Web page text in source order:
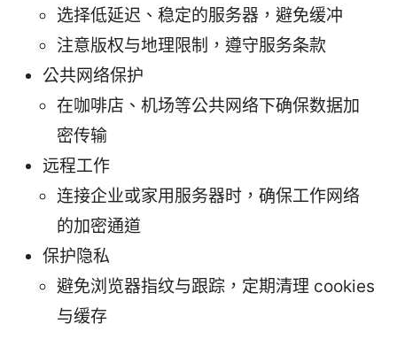
选择低延迟、稳定的服务器，避免缓冲
注意版权与地理限制，遵守服务条款
公共网络保护
在咖啡店、机场等公共网络下确保数据加
密传输
远程工作
连接企业或家用服务器时，确保工作网络
的加密通道
保护隐私
避免浏览器指纹与跟踪，定期清理 cookies
与缓存